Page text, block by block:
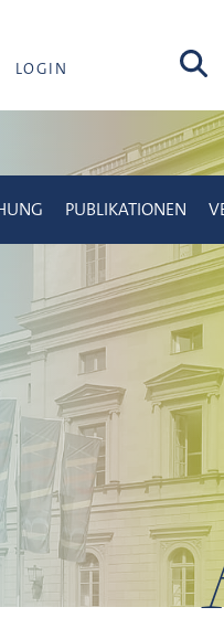
LOGIN Suche
PUBLIKATIONEN